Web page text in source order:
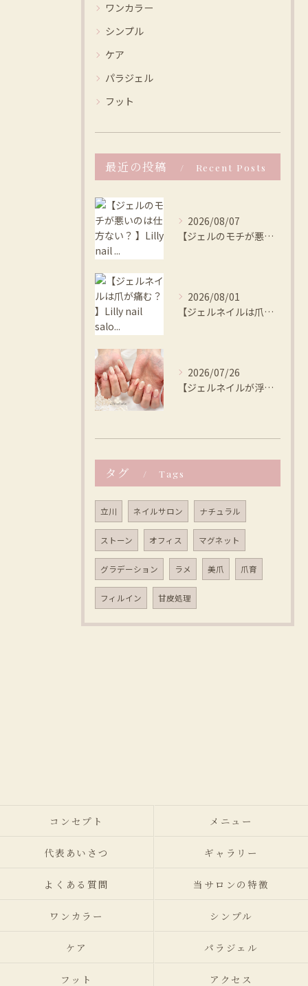
ワンカラー
シンプル
ケア
パラジェル
フット
最近の投稿 Recent Posts
2026/08/07
【ジェルのモチが悪いのは仕方ない？ 】Lilly nail ...
2026/08/01
【ジェルネイルは爪が痛む？ 】Lilly nail salo...
2026/07/26
【ジェルネイルが浮く、本当の原因は？ 】Lilly nail...
タグ Tags
立川 ネイルサロン ナチュラル
ストーン オフィス マグネット
グラデーション ラメ 美爪 爪育
フィルイン 甘皮処理
コンセプト メニュー
代表あいさつ ギャラリー
よくある質問 当サロンの特徴
ワンカラー シンプル
ケア パラジェル
フット アクセス